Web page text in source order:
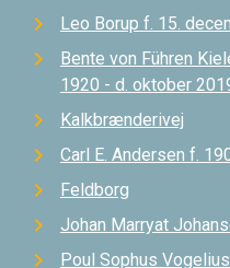
Leo Borup f. 15.
Bente von Führen
1920 - d. oktober
Kalkbrænderivej
Carl E. Andersen f.
Feldborg
Johan Marryat
Poul Sophus